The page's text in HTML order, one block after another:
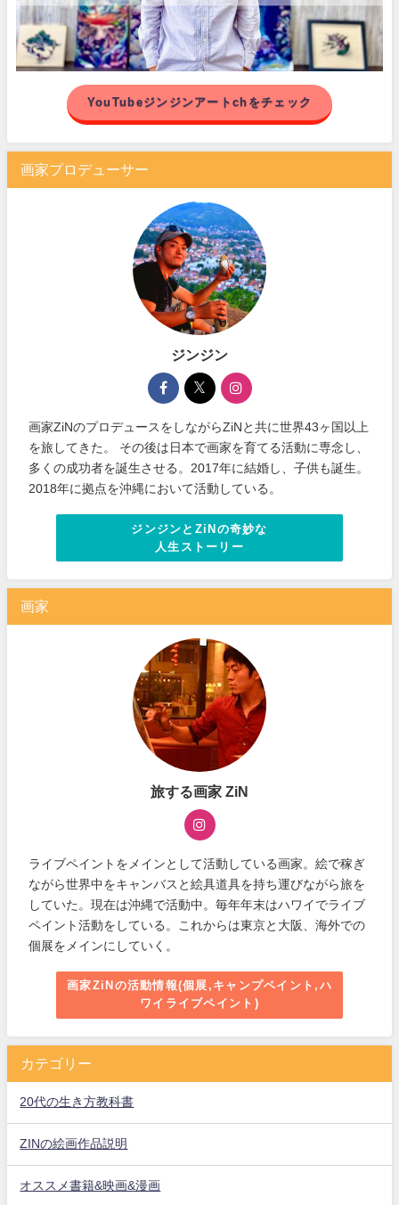
YouTubeジンジンアートchをチェック
画家プロデューサー
ジンジン
画家ZiNのプロデュースをしながらZiNと共に世界43ヶ国以上
を旅してきた。 その後は日本で画家を育てる活動に専念し、
多くの成功者を誕生させる。2017年に結婚し、子供も誕生。
2018年に拠点を沖縄において活動している。
ジンジンとZiNの奇妙な
人生ストーリー
画家
旅する画家 ZiN
ライブペイントをメインとして活動している画家。絵で稼ぎ
ながら世界中をキャンバスと絵具道具を持ち運びながら旅を
していた。現在は沖縄で活動中。毎年年末はハワイでライブ
ペイント活動をしている。これからは東京と大阪、海外での
個展をメインにしていく。
画家ZiNの活動情報(個展,キャンプペイント,ハ
ワイライブペイント)
カテゴリー
20代の生き方教科書
ZINの絵画作品説明
オススメ書籍&映画&漫画